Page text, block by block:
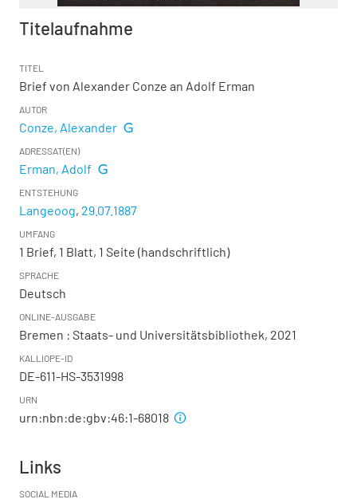
Titelaufnahme
TITEL
Brief von Alexander Conze an Adolf Erman
AUTOR
Conze, Alexander
ADRESSAT(EN)
Erman, Adolf
ENTSTEHUNG
Langeoog, 29.07.1887
UMFANG
1 Brief, 1 Blatt, 1 Seite (handschriftlich)
SPRACHE
Deutsch
ONLINE-AUSGABE
Bremen : Staats- und Universitätsbibliothek, 2021
KALLIOPE-ID
DE-611-HS-3531998
URN
urn:nbn:de:gbv:46:1-68018
Links
SOCIAL MEDIA